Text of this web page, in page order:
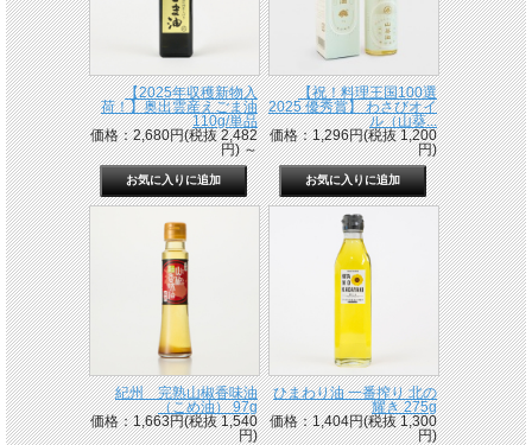
【2025年収穫新物入
荷！】奥出雲産えごま油
110g/単品
価格：2,680円(税抜 2,482
円)～
【祝！料理王国100選
2025 優秀賞】 わさびオイ
ル（山葵...
価格：1,296円(税抜 1,200
円)
紀州 完熟山椒香味油
（こめ油） 97g
価格：1,663円(税抜 1,540
円)
ひまわり油 一番搾り 北の
耀き 275g
価格：1,404円(税抜 1,300
円)